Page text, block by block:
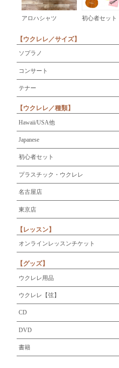
アロハシャツ 初心者セット
【ウクレレ／サイズ】
ソプラノ
コンサート
テナー
【ウクレレ／種類】
Hawaii/USA他
Japanese
初心者セット
プラスチック・ウクレレ
名古屋店
東京店
【レッスン】
オンラインレッスンチケット
【グッズ】
ウクレレ用品
ウクレレ【弦】
CD
DVD
書籍